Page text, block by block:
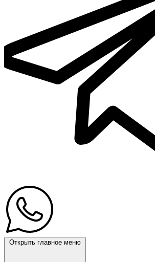
Открыть главное меню